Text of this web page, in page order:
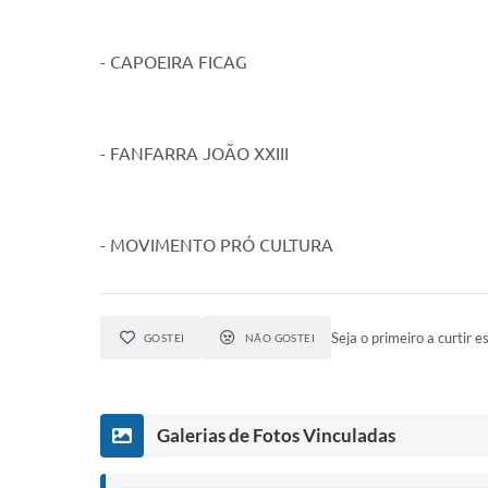
- CAPOEIRA FICAG
- FANFARRA JOÃO XXIII
- MOVIMENTO PRÓ CULTURA
GOSTEI NÃO GOSTEI Seja o primeiro a curtir
Galerias de Fotos Vinculadas